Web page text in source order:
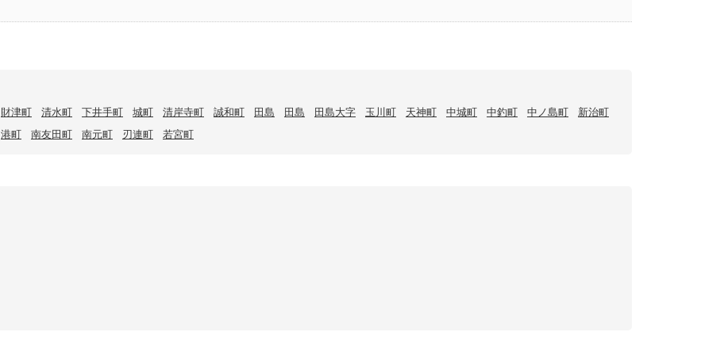
財津町 清水町 下井手町 城町 清岸寺町 誠和町 田島 田島 田島大字 玉川町 天神町 中城町 中釣町 中ノ島町
新治町
港町 南友田町 南元町 刃連町 若宮町